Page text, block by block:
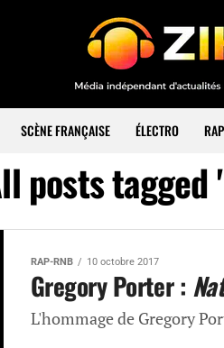
SCÈNE FRANÇAISE ÉLECTRO
posts
RAP-RNB 10 octobre 2017
Gregory Porter :
L'hommage de Gregory